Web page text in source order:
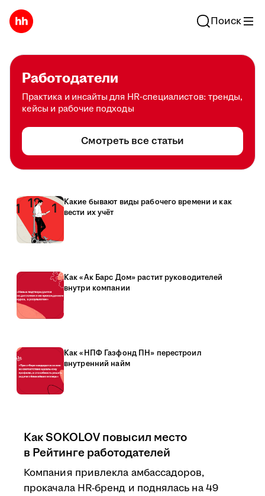
Поиск
Работодатели
Практика и инсайты для HR-специалистов: тренды,
кейсы и рабочие подходы
Смотреть все статьи
Какие бывают виды рабочего времени и как
вести их учёт
Как «Ак Барс Дом» растит руководителей
внутри компании
Как «НПФ Газфонд ПН» перестроил
внутренний найм
Как SOKOLOV повысил место
в Рейтинге работодателей
Компания привлекла амбассадоров,
прокачала HR-бренд и поднялась на 49